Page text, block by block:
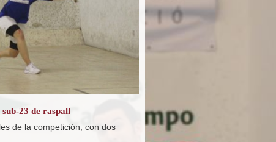
23 de raspall
de la competición, con dos